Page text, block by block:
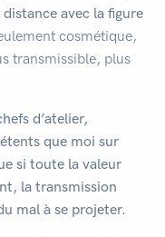
avec la figure
cosmétique,
transmissible, plus
d’atelier,
que moi sur
si toute la valeur
la transmission
mal à se projeter.